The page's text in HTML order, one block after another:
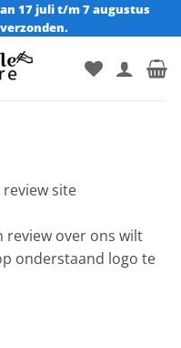
17 juli t/m 7 augustus
site
review over ons wilt
onderstaand logo te